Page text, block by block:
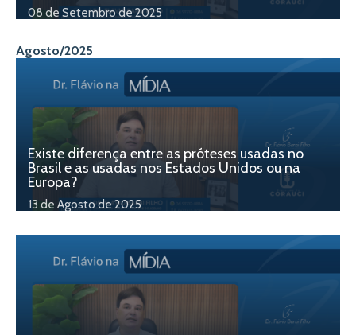
08 de Setembro de 2025
Agosto/2025
Existe diferença entre as próteses usadas no
Brasil e as usadas nos Estados Unidos ou na
Europa?
13 de Agosto de 2025